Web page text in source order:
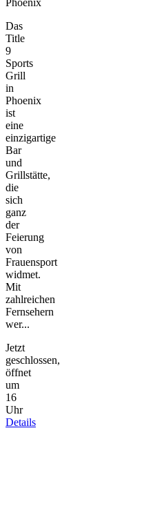
Phoenix
Das
Title
9
Sports
Grill
in
Phoenix
ist
eine
einzigartige
Bar
und
Grillstätte,
die
sich
ganz
der
Feierung
von
Frauensport
widmet.
Mit
zahlreichen
Fernsehern
wer...
Jetzt
geschlossen,
öffnet
um
16
Uhr
Details